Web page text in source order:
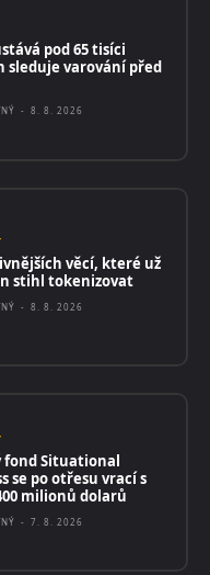
pod 65 tisíci
sleduje varování před
- 8. 8. 2026
věcí, které už
stihl tokenizovat
- 8. 8. 2026
fond Situational
se po otřesu vrací s
milionů dolarů
- 7. 8. 2026